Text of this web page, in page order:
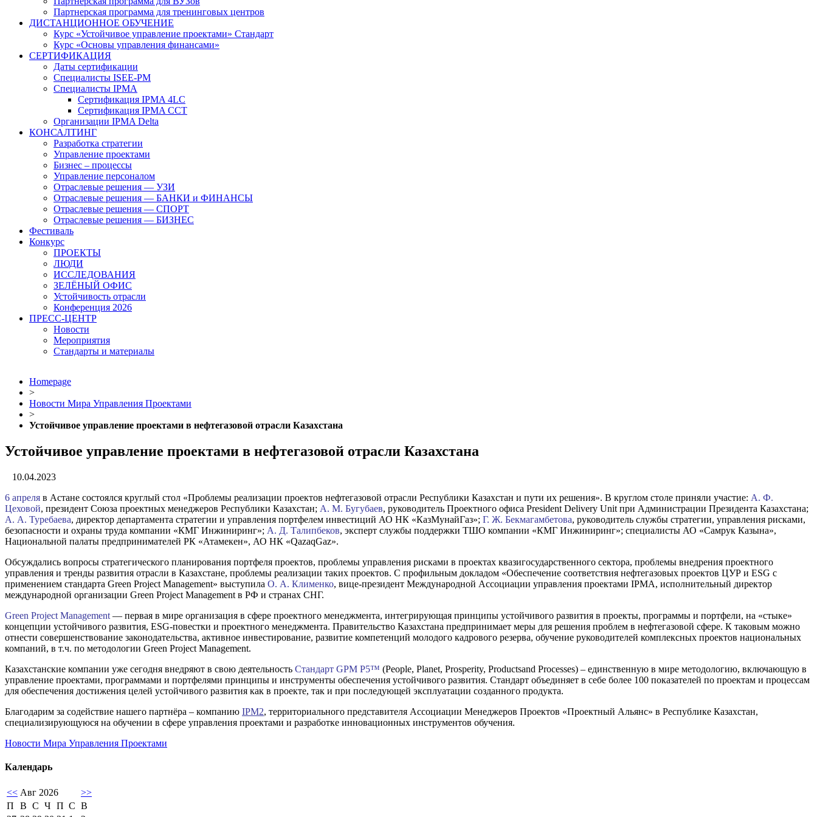
Партнерская программа для тренинговых центров
ДИСТАНЦИОННОЕ ОБУЧЕНИЕ
Курс «Устойчивое управление проектами» Стандарт
Курс «Основы управления финансами»
СЕРТИФИКАЦИЯ
Даты сертификации
Специалисты ISEE-PM
Специалисты IPMA
Сертификация IPMA 4LC
Сертификация IPMA CCT
Организации IPMA Delta
КОНСАЛТИНГ
Разработка стратегии
Управление проектами
Бизнес – процессы
Управление персоналом
Отраслевые решения — УЗИ
Отраслевые решения — БАНКИ и ФИНАНСЫ
Отраслевые решения — СПОРТ
Отраслевые решения — БИЗНЕС
Фестиваль
Конкурс
ПРОЕКТЫ
ЛЮДИ
ИССЛЕДОВАНИЯ
ЗЕЛЁНЫЙ ОФИС
Устойчивость отрасли
Конференция 2026
ПРЕСС-ЦЕНТР
Новости
Мероприятия
Стандарты и материалы
Homepage
>
Новости Мира Управления Проектами
>
Устойчивое управление проектами в нефтегазовой отрасли Казахстана
Устойчивое управление проектами в нефтегазовой отрасли Казахстана
10.04.2023
6 апреля в Астане состоялся круглый стол «Проблемы реализации проектов нефтегазовой отрасли Республики Казахстан и пути их решения». В круглом столе приняли участие: А. Ф.
Цеховой, президент Союза проектных менеджеров Республики Казахстан; А. М. Бугубаев, руководитель Проектного офиса President Delivery Unit при Администрации Президента Казахстана;
А. А. Туребаева, директор департамента стратегии и управления портфелем инвестиций АО НК «КазМунайГаз»; Г. Ж. Бекмагамбетова, руководитель службы стратегии, управления рисками,
безопасности и охраны труда компании «КМГ Инжиниринг»; А. Д. Талипбеков, эксперт службы поддержки ТШО компании «КМГ Инжиниринг»; специалисты АО «Самрук Казына»,
Национальной палаты предпринимателей РК «Атамекен», АО НК «QazaqGaz».
Обсуждались вопросы стратегического планирования портфеля проектов, проблемы управления рисками в проектах квазигосударственного сектора, проблемы внедрения проектного
управления и тренды развития отрасли в Казахстане, проблемы реализации таких проектов. С профильным докладом «Обеспечение соответствия нефтегазовых проектов ЦУР и ESG с
применением стандарта Green Project Management» выступила О. А. Клименко, вице-президент Международной Ассоциации управления проектами IPMA, исполнительный директор
международной организации Green Project Management в РФ и странах СНГ.
Green Project Management — первая в мире организация в сфере проектного менеджмента, интегрирующая принципы устойчивого развития в проекты, программы и портфели, на «стыке»
концепции устойчивого развития, ESG-повестки и проектного менеджмента. Правительство Казахстана предпринимает меры для решения проблем в нефтегазовой сфере. К таковым можно
отнести совершенствование законодательства, активное инвестирование, развитие компетенций молодого кадрового резерва, обучение руководителей комплексных проектов национальных
компаний, в т.ч. по методологии Green Project Management.
Казахстанские компании уже сегодня внедряют в свою деятельность Стандарт GPM P5™ (People, Planet, Prosperity, Productsand Processes) – единственную в мире методологию, включающую в
управление проектами, программами и портфелями принципы и инструменты обеспечения устойчивого развития. Стандарт объединяет в себе более 100 показателей по проектам и процессам
для обеспечения достижения целей устойчивого развития как в проекте, так и при последующей эксплуатации созданного продукта.
Благодарим за содействие нашего партнёра – компанию IPM2, территориального представителя Ассоциации Менеджеров Проектов «Проектный Альянс» в Республике Казахстан,
специализирующуюся на обучении в сфере управления проектами и разработке инновационных инструментов обучения.
Новости Мира Управления Проектами
Календарь
<< Авг 2026
>>
П
В С Ч П С В